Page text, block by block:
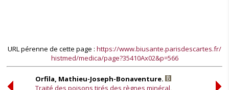
URL pérenne de cette page : https://www.biusante.parisdescartes.fr/
histmed/medica/page?35410Ax02&p=566
Orfila, Mathieu-Joseph-Bonaventure.
Traité des poisons tirés des règnes minéral,